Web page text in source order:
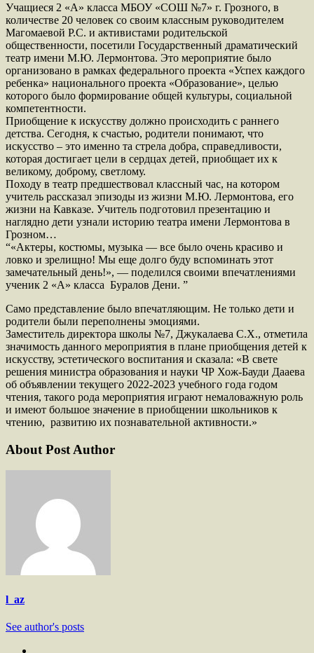
Учащиеся 2 «А» класса МБОУ «СОШ №7» г. Грозного, в
количестве 20 человек со своим классным руководителем
Магомаевой Р.С. и активистами родительской
общественности, посетили Государственный драматический
театр имени М.Ю. Лермонтова. Это мероприятие было
организовано в рамках федерального проекта «Успех каждого
ребенка» национального проекта «Образование», целью
которого было формирование общей культуры, социальной
компетентности.
Приобщение к искусству должно происходить с раннего
детства. Сегодня, к счастью, родители понимают, что
искусство – это именно та стрела добра, справедливости,
которая достигает цели в сердцах детей, приобщает их к
великому, доброму, светлому.
Походу в театр предшествовал классный час, на котором
учитель рассказал эпизоды из жизни М.Ю. Лермонтова, его
жизни на Кавказе. Учитель подготовил презентацию и
наглядно дети узнали историю театра имени Лермонтова в
Грозном…
“«Актеры, костюмы, музыка — все было очень красиво и
ловко и зрелищно! Мы еще долго буду вспоминать этот
замечательный день!», — поделился своими впечатлениями
ученик 2 «А» класса Буралов Дени. ”
Само представление было впечатляющим. Не только дети и
родители были переполнены эмоциями.
Заместитель директора школы №7, Джукалаева С.Х., отметила
значимость данного мероприятия в плане приобщения детей к
искусству, эстетического воспитания и сказала: «В свете
решения министра образования и науки ЧР Хож-Бауди Дааева
об объявлении текущего 2022-2023 учебного года годом
чтения, такого рода мероприятия играют немаловажную роль
и имеют большое значение в приобщении школьников к
чтению, развитию их познавательной активности.»
About Post Author
l_az
See author's posts